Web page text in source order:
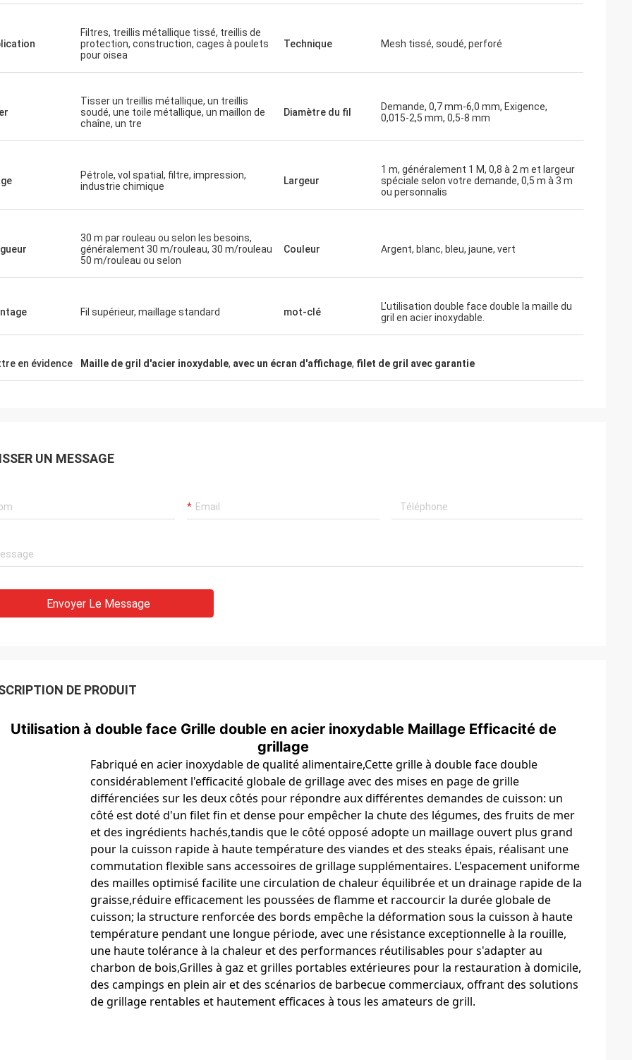
Filtres, treillis métallique tissé, treillis de
protection, construction, cages à poulets
pour oisea
Technique Mesh tissé, soudé, perforé
Tisser un treillis métallique, un treillis
soudé, une toile métallique, un maillon de
chaîne, un tre
Diamètre du fil
Demande, 0,7 mm-6,0 mm, Exigence,
0,015-2,5 mm, 0,5-8 mm
Pétrole, vol spatial, filtre, impression,
industrie chimique
Largeur
1 m, généralement 1 M, 0,8 à 2 m et largeur
spéciale selon votre demande, 0,5 m à 3 m
ou personnalis
30 m par rouleau ou selon les besoins,
généralement 30 m/rouleau, 30 m/rouleau
50 m/rouleau ou selon
Couleur Argent, blanc, bleu, jaune, vert
Fil supérieur, maillage standard mot-clé
L'utilisation double face double la maille du
gril en acier inoxydable.
en évidence Maille de gril d'acier inoxydable, avec un écran d'affichage, filet de gril avec garantie
UN MESSAGE
Envoyer Le Message
DE PRODUIT
Utilisation à double face Grille double en acier inoxydable Maillage Efficacité de
grillage
Fabriqué en acier inoxydable de qualité alimentaire,Cette grille à double face double
considérablement l'efficacité globale de grillage avec des mises en page de grille
différenciées sur les deux côtés pour répondre aux différentes demandes de cuisson: un
côté est doté d'un filet fin et dense pour empêcher la chute des légumes, des fruits de mer
et des ingrédients hachés,tandis que le côté opposé adopte un maillage ouvert plus grand
pour la cuisson rapide à haute température des viandes et des steaks épais, réalisant une
commutation flexible sans accessoires de grillage supplémentaires. L'espacement uniforme
des mailles optimisé facilite une circulation de chaleur équilibrée et un drainage rapide de la
graisse,réduire efficacement les poussées de flamme et raccourcir la durée globale de
cuisson; la structure renforcée des bords empêche la déformation sous la cuisson à haute
température pendant une longue période, avec une résistance exceptionnelle à la rouille,
une haute tolérance à la chaleur et des performances réutilisables pour s'adapter au
charbon de bois,Grilles à gaz et grilles portables extérieures pour la restauration à domicile,
des campings en plein air et des scénarios de barbecue commerciaux, offrant des solutions
de grillage rentables et hautement efficaces à tous les amateurs de grill.